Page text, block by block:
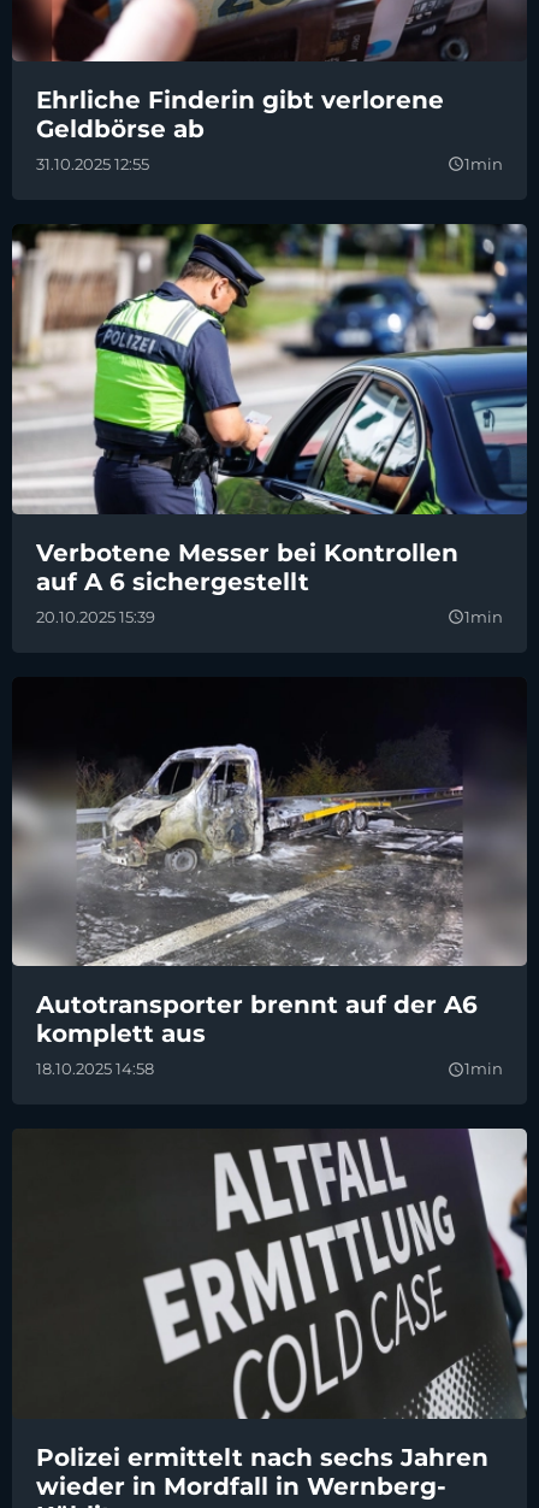
Ehrliche Finderin gibt verlorene
Geldbörse ab
31.10.2025 12:55 query_builder1min
Verbotene Messer bei Kontrollen
auf A 6 sichergestellt
20.10.2025 15:39 query_builder1min
Autotransporter brennt auf der A6
komplett aus
18.10.2025 14:58 query_builder1min
Polizei ermittelt nach sechs Jahren
wieder in Mordfall in Wernberg-